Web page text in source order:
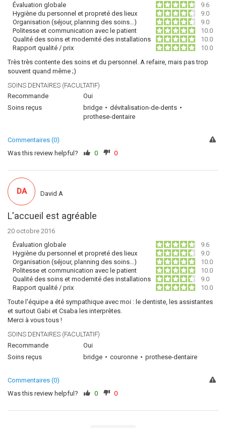
Évaluation globale
9.6
Hygiène du personnel et propreté des lieux
9.0
Organisation (séjour, planning des soins…)
9.0
Politesse et communication avec le patient
10.0
Qualité des soins et modernité des installations
10.0
Rapport qualité / prix
10.0
Très très contente des soins et du personnel. A refaire, mais pas trop
souvent quand même ;)
SOINS DENTAIRES (FACULTATIF)
Recommande
Oui
Soins reçus
bridge
dévitalisation-de-dents
prothese-dentaire
Commentaires (0)
Was this review helpful?
0 0
L'accueil est agréable
20 octobre 2016
Évaluation globale
9.6
Hygiène du personnel et propreté des lieux
9.0
Organisation (séjour, planning des soins…)
10.0
Politesse et communication avec le patient
10.0
Qualité des soins et modernité des installations
9.0
Rapport qualité / prix
10.0
Toute l'équipe a été sympathique avec moi : le dentiste, les assistantes
et surtout Gabi et Csaba les interprètes.
Merci à vous tous !
SOINS DENTAIRES (FACULTATIF)
Recommande
Oui
Soins reçus
bridge couronne prothese-dentaire
DA David A
Commentaires (0)
Was this review helpful?
0 0